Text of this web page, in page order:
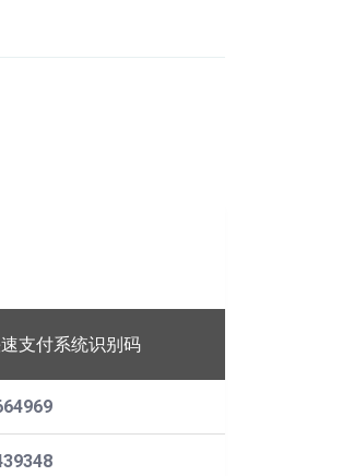
支付系统识别码